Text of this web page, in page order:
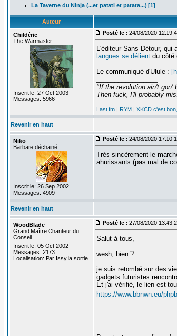
La Taverne du Ninja (...et patati et patata...) [1]
Auteur
Childéric
The Warmaster
Inscrit le: 27 Oct 2003
Messages: 5966
Posté le : 24/08/2020
L'éditeur Sans Détour,
langues se délientdu côté
Le communiqué d'Ulule :
"If the revolution ain't gon'
Then fuck, I'll probably
Last.fm| RYM| XKCD c'est
Revenir en haut
Niko
Barbare déchainé
Inscrit le: 26 Sep 2002
Messages: 4909
Posté le : 24/08/2020
Très sincèrement le
ahurissants (pas mal de
Revenir en haut
WoodBlade
Grand Maître Chanteur du
Conseil
Inscrit le: 05 Oct 2002
Messages: 2173
Localisation: Par Issy la sortie
Posté le : 27/08/2020
Salut à tous,
wesh, bien ?
je suis retombé sur des
gadgets futuristes
Et j'ai vérifié, le lien est
https://www.bbnwn.eu/